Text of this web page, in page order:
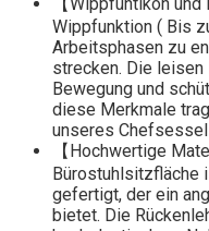
Wippfunktion ( Bis
Arbeitsphasen zu
strecken. Die
Bewegung und
diese Merkmale
unseres
【Hochwertige
Bürostuhlsitzfläche
gefertigt, der ein
bietet. Die